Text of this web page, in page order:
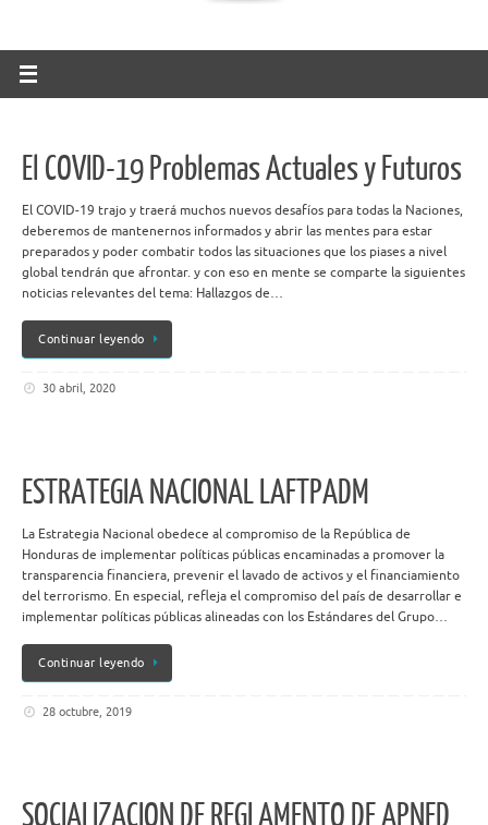
El COVID-19 Problemas Actuales y Futuros
El COVID-19 trajo y traerá muchos nuevos desafíos para todas la Naciones,
deberemos de mantenernos informados y abrir las mentes para estar
preparados y poder combatir todos las situaciones que los piases a nivel
global tendrán que afrontar. y con eso en mente se comparte la siguientes
noticias relevantes del tema: Hallazgos de…
Continuar leyendo
30 abril, 2020
ESTRATEGIA NACIONAL LAFTPADM
La Estrategia Nacional obedece al compromiso de la República de
Honduras de implementar políticas públicas encaminadas a promover la
transparencia financiera, prevenir el lavado de activos y el financiamiento
del terrorismo. En especial, refleja el compromiso del país de desarrollar e
implementar políticas públicas alineadas con los Estándares del Grupo…
Continuar leyendo
28 octubre, 2019
SOCIALIZACION DE REGLAMENTO DE APNFD